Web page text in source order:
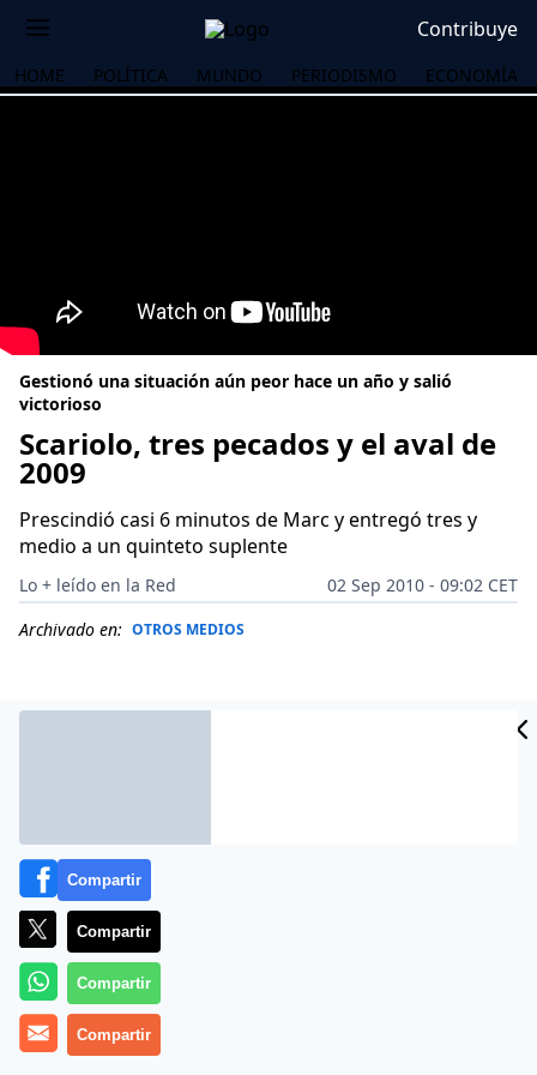
Contribuye
HOME POLÍTICA MUNDO PERIODISMO ECONOMÍA
Gestionó una situación aún peor hace un año y salió
victorioso
Scariolo, tres pecados y el aval de
2009
Prescindió casi 6 minutos de Marc y entregó tres y
medio a un quinteto suplente
Lo + leído en la Red
02 Sep 2010 - 09:02 CET
Archivado en: OTROS MEDIOS
Hace un año, la
rueda de prensa con el presidente, el seleccionador
Compartir
Compartir
Compartir
Compartir